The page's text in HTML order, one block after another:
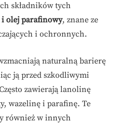
składników tych
i olej parafinowy, znane ze
i ochronnych.
naturalną barierę
ją przed szkodliwymi
zawierają lanolinę
wazelinę i parafinę. Te
również w innych